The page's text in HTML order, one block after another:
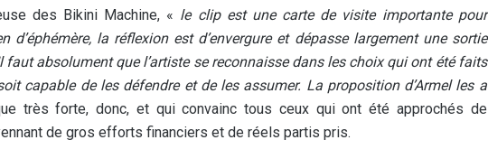
des Bikini Machine, « le clip est une carte de visite importante pour
d’éphémère, la réflexion est d’envergure et dépasse largement une sortie
faut absolument que l’artiste se reconnaisse dans les choix qui ont été faits
capable de les défendre et de les assumer. La proposition d’Armel les a
très forte, donc, et qui convainc tous ceux qui ont été approchés de
de gros efforts financiers et de réels partis pris.